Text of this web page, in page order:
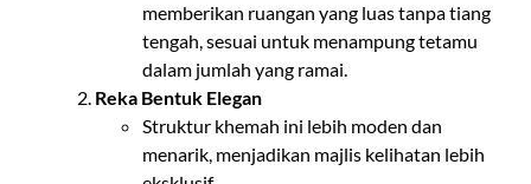
memberikan ruangan yang luas tanpa tiang
tengah, sesuai untuk menampung tetamu
dalam jumlah yang ramai.
Reka Bentuk Elegan
Struktur khemah ini lebih moden dan
menarik, menjadikan majlis kelihatan lebih